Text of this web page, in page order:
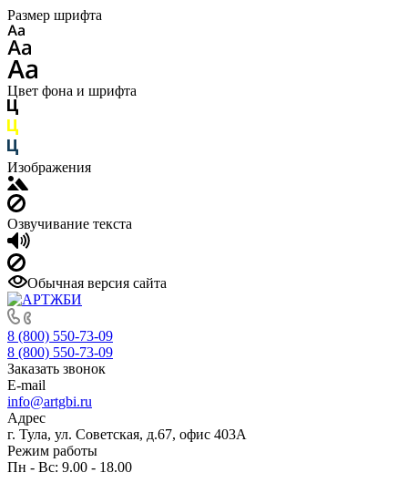
Размер шрифта
Цвет фона и шрифта
Изображения
Озвучивание текста
Обычная версия сайта
8 (800) 550-73-09
8 (800) 550-73-09
Заказать звонок
E-mail
info@artgbi.ru
Адрес
г. Тула, ул. Советская, д.67, офис 403А
Режим работы
Пн - Вс: 9.00 - 18.00